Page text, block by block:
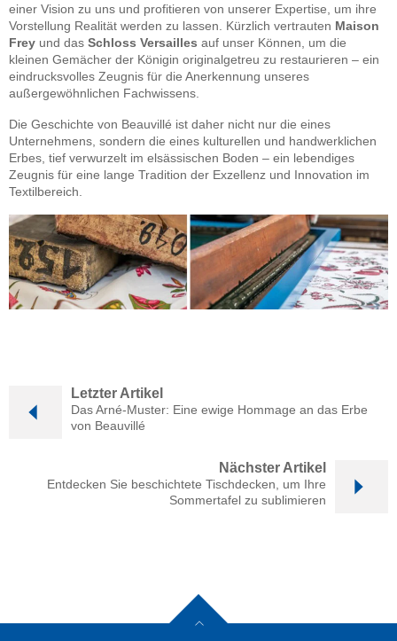
einer Vision zu uns und profitieren von unserer Expertise, um ihre
Vorstellung Realität werden zu lassen. Kürzlich vertrauten Maison
Frey und das Schloss Versailles auf unser Können, um die
kleinen Gemächer der Königin originalgetreu zu restaurieren – ein
eindrucksvolles Zeugnis für die Anerkennung unseres
außergewöhnlichen Fachwissens.
Die Geschichte von Beauvillé ist daher nicht nur die eines
Unternehmens, sondern die eines kulturellen und handwerklichen
Erbes, tief verwurzelt im elsässischen Boden – ein lebendiges
Zeugnis für eine lange Tradition der Exzellenz und Innovation im
Textilbereich.
Letzter Artikel
Das Arné-Muster: Eine ewige Hommage an das Erbe
von Beauvillé
Nächster Artikel
Entdecken Sie beschichtete Tischdecken, um Ihre
Sommertafel zu sublimieren